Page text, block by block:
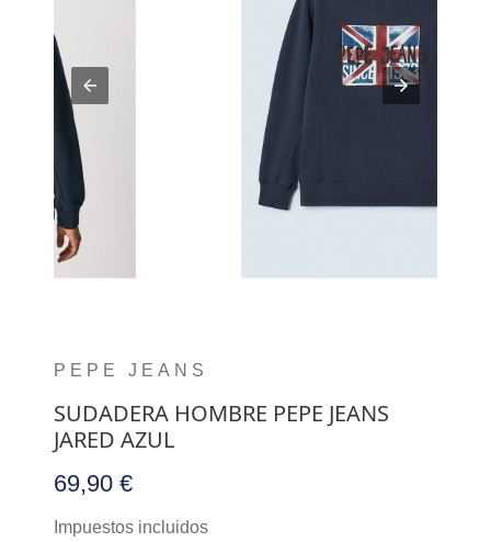
PEPE JEANS
SUDADERA HOMBRE PEPE JEANS
JARED AZUL
69,90 €
Impuestos incluidos